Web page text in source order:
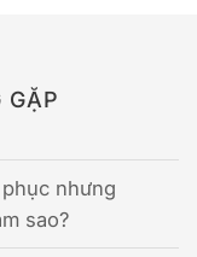
GẶP
nhưng
sao?